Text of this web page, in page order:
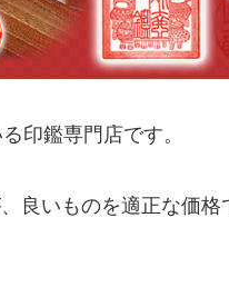
印鑑専門店です。
良いものを適正な価